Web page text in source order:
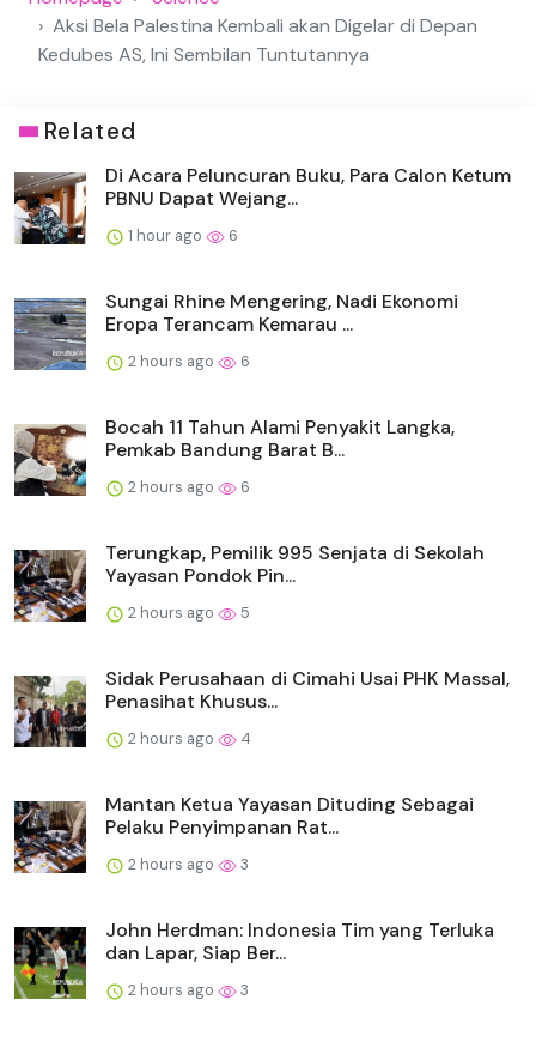
Aksi Bela Palestina Kembali akan Digelar di Depan
Kedubes AS, Ini Sembilan Tuntutannya
Related
Di Acara Peluncuran Buku, Para Calon Ketum
PBNU Dapat Wejang...
1 hour ago 6
Sungai Rhine Mengering, Nadi Ekonomi
Eropa Terancam Kemarau ...
2 hours ago 6
Bocah 11 Tahun Alami Penyakit Langka,
Pemkab Bandung Barat B...
2 hours ago 6
Terungkap, Pemilik 995 Senjata di Sekolah
Yayasan Pondok Pin...
2 hours ago 5
Sidak Perusahaan di Cimahi Usai PHK Massal,
Penasihat Khusus...
2 hours ago 4
Mantan Ketua Yayasan Dituding Sebagai
Pelaku Penyimpanan Rat...
2 hours ago 3
John Herdman: Indonesia Tim yang Terluka
dan Lapar, Siap Ber...
2 hours ago 3